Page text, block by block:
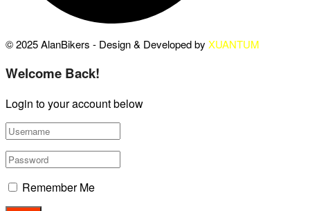
© 2025 AlanBikers - Design & Developed by XUANTUM
Welcome Back!
Login to your account below
Remember Me